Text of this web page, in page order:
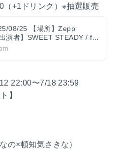
（+1ドリンク）※抽選販売
08/25 【場所】Zepp
演者】SWEET STEADY / fav
/ femme fatale
22:00〜7/18 23:59
】
の×頓知気さきな）